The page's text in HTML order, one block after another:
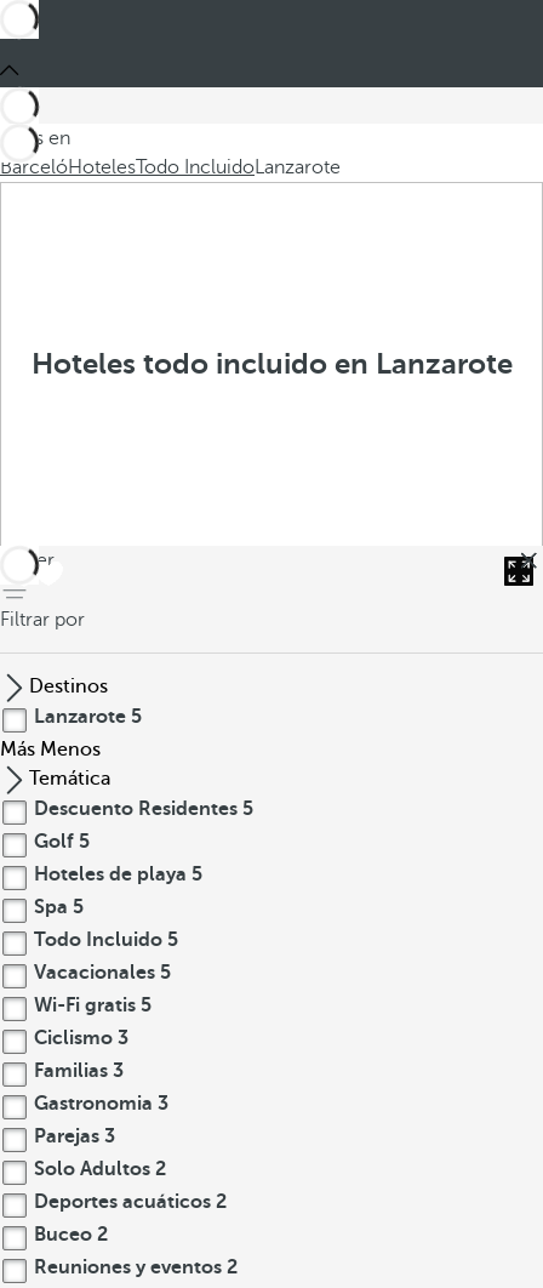
Estás en
BarcelóHotelesTodo IncluidoLanzarote
Hoteles todo incluido en Lanzarote
volver
Filtrar por
Destinos
Lanzarote 5
Más Menos
Temática
Descuento Residentes 5
Golf 5
Hoteles de playa 5
Spa 5
Todo Incluido 5
Vacacionales 5
Wi-Fi gratis 5
Ciclismo 3
Familias 3
Gastronomia 3
Parejas 3
Solo Adultos 2
Deportes acuáticos 2
Buceo 2
Reuniones y eventos 2